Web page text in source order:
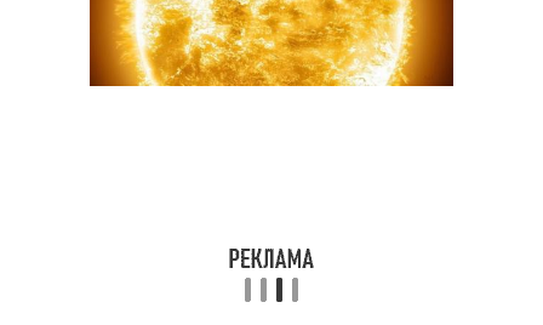
Точки в психологии Точка в решении